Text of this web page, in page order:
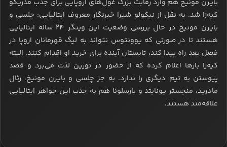
بایرن مونیخ هم وارد رقابت بزرگ غول‌های اروپایی برای جذب فدریکو
کیه‌زا شد. به نقل از نیکولو شیرا خبرنگار معروف ایتالیایی: چلسی و
بایرن مونیخ در حال بررسی وضعیت این وینگر 24 ساله ایتالیایی
هستند تا در صورتی که یوونتوس نتواند به لیگ قهرمانان اروپا در
فصل بعد راه پیدا کند، تابستان آینده برای خرید او اقدام کنند. البته
کیه‌زا بارها اعلام کرده که از حضور در تورین لذت می‌برد و قصد
پیوستن به تیم دیگری را ندارد. به جز چلسی و بایرن مونیخ، رئال
مادرید، منچستر یونایتد و بارسلونا هم به جذب این جواهر ایتالیایی
علاقه‌مند هستند.